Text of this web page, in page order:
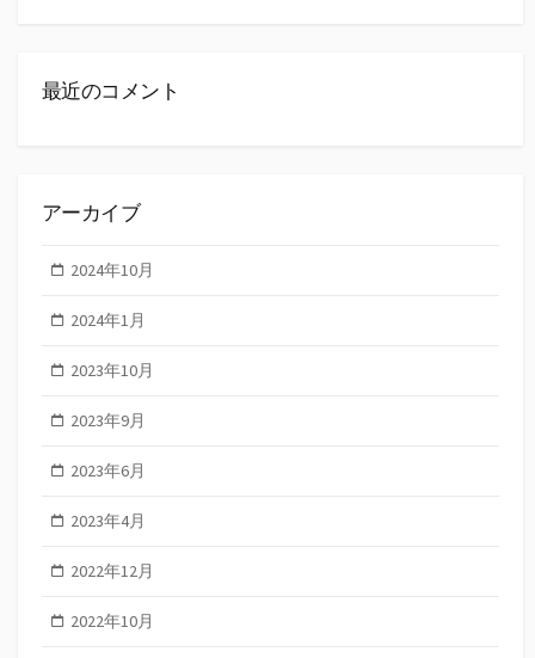
最近のコメント
アーカイブ
2024年10月
2024年1月
2023年10月
2023年9月
2023年6月
2023年4月
2022年12月
2022年10月